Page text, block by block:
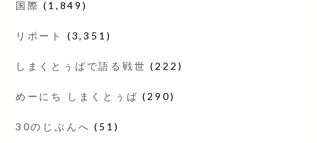
国際 (1,849)
リポート (3,351)
しまくとぅばで語る戦世 (222)
めーにち しまくとぅば (290)
30のじぶんへ (51)